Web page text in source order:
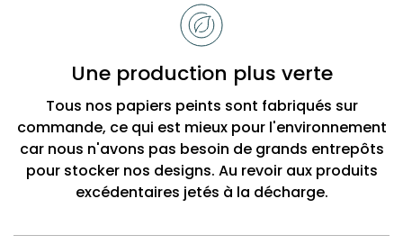
BobbiUne production plus verte
Tous nos papiers peints sont fabriqués sur
commande, ce qui est mieux pour l'environnement
car nous n'avons pas besoin de grands entrepôts
pour stocker nos designs. Au revoir aux produits
excédentaires jetés à la décharge.